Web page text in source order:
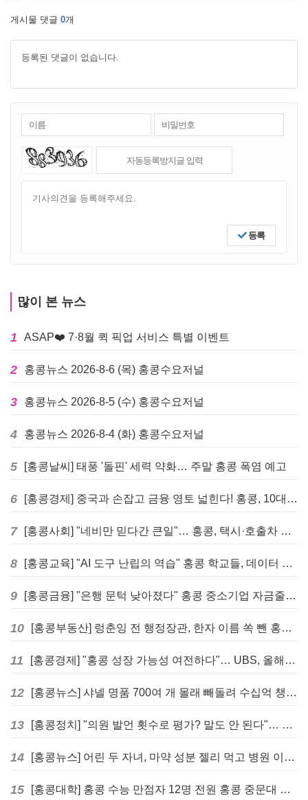
게시물 댓글 0개
등록된 댓글이 없습니다.
등록
많이 본 뉴스
1 ASAP❤️ 7·8월 퀵 픽업 서비스 특별 이벤트
2 홍콩뉴스 2026-8-6 (목) 홍콩수요저널
3 홍콩뉴스 2026-8-5 (수) 홍콩수요저널
4 홍콩뉴스 2026-8-4 (화) 홍콩수요저널
5 [홍콩날씨] 태풍 '돌핀' 세력 약화… 주말 홍콩 폭염 예고
6 [홍콩경제] 중국과 손잡고 금융 영토 넓힌다! 홍콩, 10대 신규 정책 발표
7 [홍콩사회] "네비만 믿다간 큰일"… 홍콩, 택시·호출차 통합 시험 도입하며 규제 본격화
8 [홍콩교육] "AI 도구 난립의 역습" 홍콩 학교들, 데이터 고립에 교육 효과 평가 비상
9 [홍콩금융] "은행 문턱 낮아졌다" 홍콩 중소기업 자금줄 숨통 트이나… HKMA "2분기 신용 조건 안정적"
10 [홍콩부동산] 렁춘잉 전 행정장관, 한자 이름 쏙 뺀 홍콩 고급 아파트 단지들에 쓴소리
11 [홍콩경제] "홍콩 성장 가능성 여전하다"… UBS, 올해 홍콩 GDP 성장률 전망치 4.5%로 대폭 상향
12 [홍콩뉴스] 샤넬 명품 700여 개 몰래 빼돌려 수십억 챙긴 직원 4년~7년형 선고
13 [홍콩정치] "의원 발언 횟수로 평가? 말도 안 된다"… 홍콩 입법회 의장의 일침
14 [홍콩뉴스] 어린 두 자녀, 마약 성분 젤리 먹고 병원 이송… 어머니와 친척 체포
15 [홍콩대학] 홍콩 수능 만점자 12명 전원 홍콩 중문대 의대 진학